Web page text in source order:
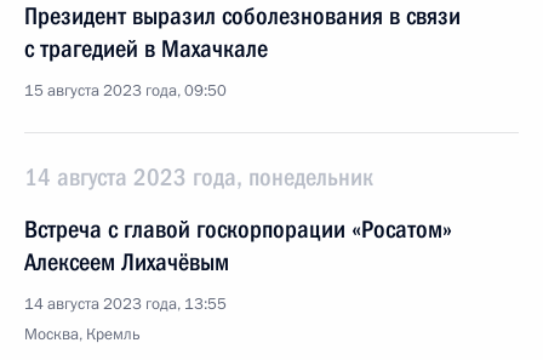
Президент выразил соболезнования в связи
с трагедией в Махачкале
15 августа 2023 года, 09:50
14 августа 2023 года, понедельник
Встреча с главой госкорпорации «Росатом»
Алексеем Лихачёвым
14 августа 2023 года, 13:55
Москва, Кремль